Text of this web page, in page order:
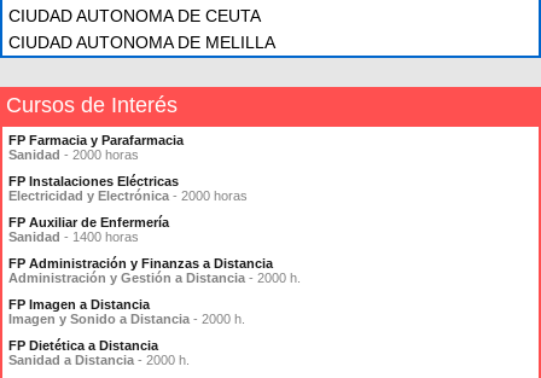
CIUDAD AUTONOMA DE CEUTA
CIUDAD AUTONOMA DE MELILLA
Cursos de Interés
FP Farmacia y Parafarmacia
Sanidad - 2000 horas
FP Instalaciones Eléctricas
Electricidad y Electrónica - 2000 horas
FP Auxiliar de Enfermería
Sanidad - 1400 horas
FP Administración y Finanzas a Distancia
Administración y Gestión a Distancia - 2000 h.
FP Imagen a Distancia
Imagen y Sonido a Distancia - 2000 h.
FP Dietética a Distancia
Sanidad a Distancia - 2000 h.